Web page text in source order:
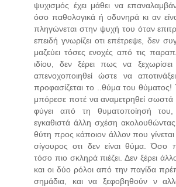
ψυχισμός έχει μάθει να
όσο παθολογικά ή οδυνηρά κι αν
πληγώνεται στην ψυχή του όταν
επειδή γνωρίζει οτι επέτρεψε, δεν
μαζεύει τόσες ενοχές από τις
ιδίου, δεν ξέρει πως να
απενοχοποιηθεί ώστε να
προφασίζεται το ..θύμα του
μπόρεσε ποτέ να αναμετρηθεί σωστά
φύγει από τη θυματοποίησή του,
εγκαθιστά άλλη σχέση
θύτη προς κάποιον άλλον που
σίγουρος οτι δεν είναι θύμα. Όσο
τόσο πιο σκληρά πιέζει. Δεν ξέρει
και οι δύο ρόλοι από την παγίδα
σημάδια, και να ξεφοβηθούν ν